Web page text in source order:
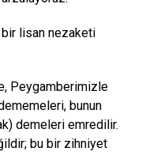
bir lisan nezaketi
Peygamberimizle
bunun
demeleri emredilir.
bu bir zihniyet